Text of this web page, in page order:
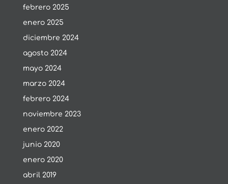
febrero 2025
enero 2025
diciembre 2024
agosto 2024
mayo 2024
marzo 2024
febrero 2024
noviembre 2023
enero 2022
junio 2020
enero 2020
abril 2019